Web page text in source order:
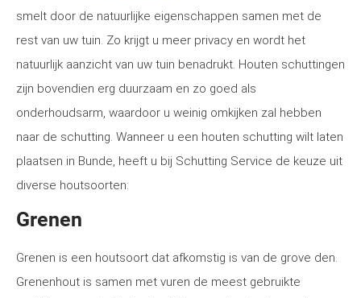
smelt door de natuurlijke eigenschappen samen met de
rest van uw tuin. Zo krijgt u meer privacy en wordt het
natuurlijk aanzicht van uw tuin benadrukt. Houten schuttingen
zijn bovendien erg duurzaam en zo goed als
onderhoudsarm, waardoor u weinig omkijken zal hebben
naar de schutting. Wanneer u een houten schutting wilt laten
plaatsen in Bunde, heeft u bij Schutting Service de keuze uit
diverse houtsoorten:
Grenen
Grenen is een houtsoort dat afkomstig is van de grove den.
Grenenhout is samen met vuren de meest gebruikte